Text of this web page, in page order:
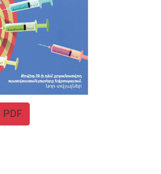
PDF